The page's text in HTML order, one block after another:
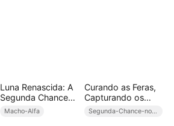
Luna Renascida: A
Segunda Chance
do Alfa
Macho-Alfa
Curando as Feras,
Capturando os
Corações
(Dublado)
Segunda-Chance-no-Amor